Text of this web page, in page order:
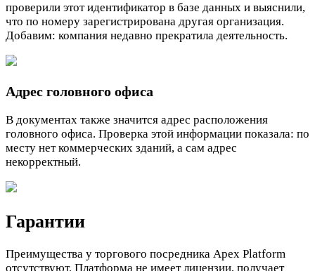
проверили этот идентификатор в базе данных и выяснили,
что по номеру зарегистрирована другая организация.
Добавим: компания недавно прекратила деятельность.
Адрес головного офиса
В документах также значится адрес расположения
головного офиса. Проверка этой информации показала: по
месту нет коммерческих зданий, а сам адрес
некорректный.
Гарантии
Преимущества у торгового посредника Apex Platform
отсутствуют. Платформа не имеет лицензии, получает